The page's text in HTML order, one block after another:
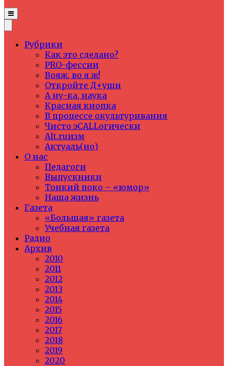
Рубрики
Как это сделано?
PRO-фессии
Вояж, во я ж!
Откройте Д+уши
А ну-ка, наука
Красная кнопка
В процессе окультуривания
Чисто эCALLогически
Alt.ruизм
Актуаль(но)
О нас
Педагоги
Выпускники
Тонкий поко – «юмор»
Наша жизнь
Газета
«Большая» газета
Учебная газета
Радио
Архив
2010
2011
2012
2013
2014
2015
2016
2017
2018
2019
2020